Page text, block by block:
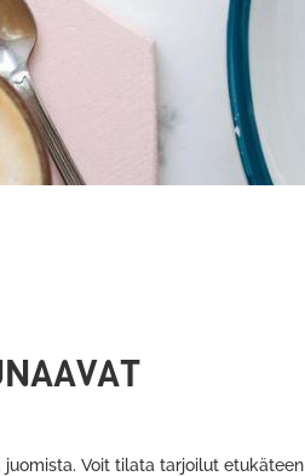
Voit tilata tarjoilut etukäteen